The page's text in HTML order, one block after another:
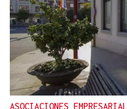
ASOCIACIONES